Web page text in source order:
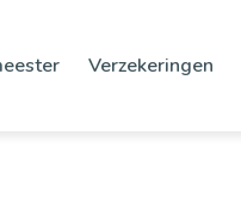
Verzekeringen